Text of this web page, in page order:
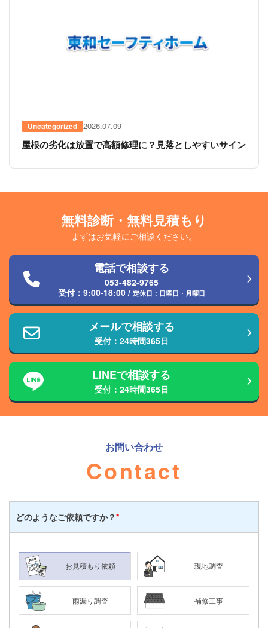
Uncategorized 2026.07.09
屋根の劣化は放置で高額修理に？見落としやすいサイン
無料診断・無料見積もり
まずはお気軽にご相談ください。
電話で相談する
053-482-9765
受付： 9:00-18:00/ 定休日：日曜日・月曜日
メールで相談する
受付：24時間365日
LINEで相談する
受付：24時間365日
お問い合わせ
Contact
どのようなご依頼ですか？*
お見積もり依頼 現地調査
雨漏り調査 補修工事